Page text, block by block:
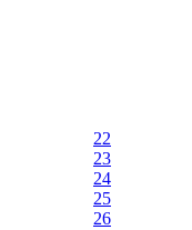
22
23
24
25
26